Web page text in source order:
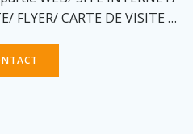
FLYER/ CARTE DE VISITE …